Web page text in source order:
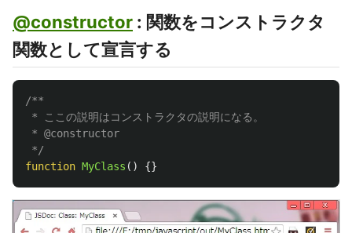
@constructor : 関数をコンストラクタ
関数として宣言する
/**
* ここの説明はコンストラクタの説明になる。
* @constructor
*/
function MyClass () {}